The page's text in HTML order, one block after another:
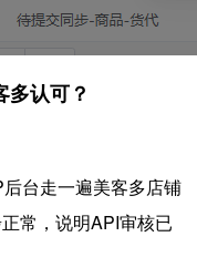
认可？
台走一遍美客多店铺
常，说明API审核已